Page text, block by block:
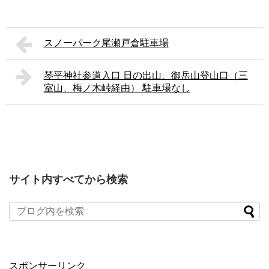
スノーパーク尾瀬戸倉駐車場
琴平神社参道入口 日の出山、御岳山登山口（三
室山、梅ノ木峠経由） 駐車場なし
サイト内すべてから検索
スポンサーリンク